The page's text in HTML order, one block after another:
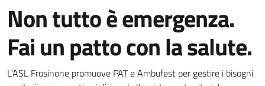
Non tutto è emergenza.
Fai un patto con la salute.
Dettagli della notizia
L’ASL Frosinone promuove PAT e Ambufest per gestire i bisogni